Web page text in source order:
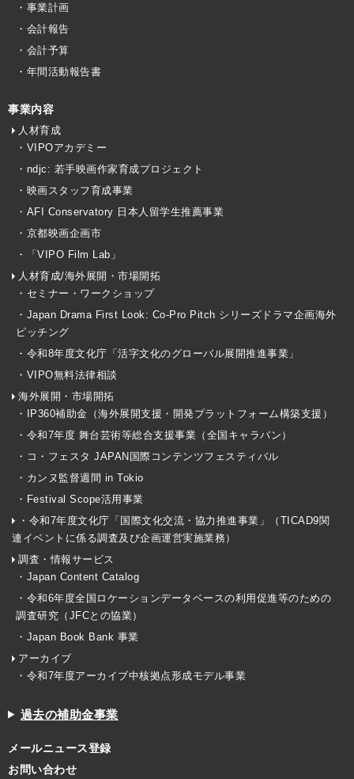
・事業計画
・会計報告
・会計予算
・年間活動報告書
事業内容
人材育成
・VIPOアカデミー
・ndjc: 若手映画作家育成プロジェクト
・映画スタッフ育成事業
・AFI Conservatory 日本人留学生推薦事業
・京都映画企画市
・「VIPO Film Lab」
人材育成/海外展開・市場開拓
・セミナー・ワークショップ
・Japan Drama First Look: Co-Pro Pitch シリーズドラマ企画海外
ピッチング
・令和8年度文化庁「活字文化のグローバル展開推進事業」
・VIPO無料法律相談
海外展開・市場開拓
・IP360補助金（海外展開支援・開発プラットフォーム構築支援）
・令和7年度 舞台芸術等総合支援事業（全国キャラバン）
・コ・フェスタ JAPAN国際コンテンツフェスティバル
・カンヌ監督週間 in Tokio
・Festival Scope活用事業
・令和7年度文化庁「国際文化交流・協力推進事業」（TICAD9関
連イベントに係る調査及び企画運営実施業務）
調査・情報サービス
・Japan Content Catalog
・令和6年度全国ロケーションデータベースの利用促進等のための
調査研究（JFCとの協業）
・Japan Book Bank 事業
アーカイブ
・令和7年度アーカイブ中核拠点形成モデル事業
過去の補助金事業
メールニュース登録
お問い合わせ